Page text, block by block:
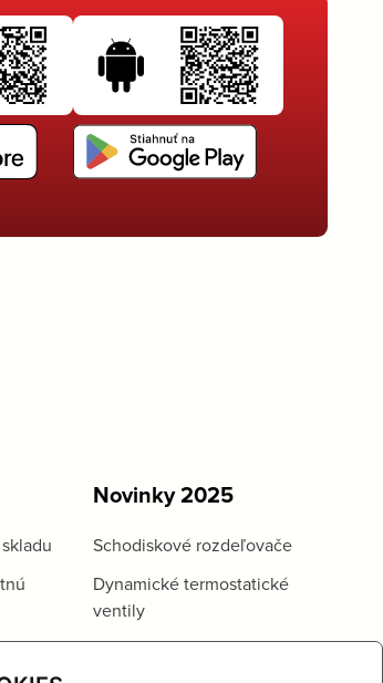
Novinky 2025
Schodiskové rozdeľovače
Dynamické termostatické
ventily